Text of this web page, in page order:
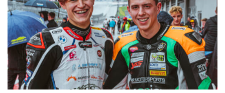
ANKE WIECZOREK